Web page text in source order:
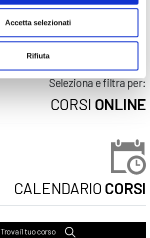
Accetta selezionati
Rifiuta
AZIENDE
DOPO LA TERZA MEDIA
SICUREZZA
Seleziona e filtra per:
CORSI ONLINE
CALENDARIO CORSI
Trova il tuo corso